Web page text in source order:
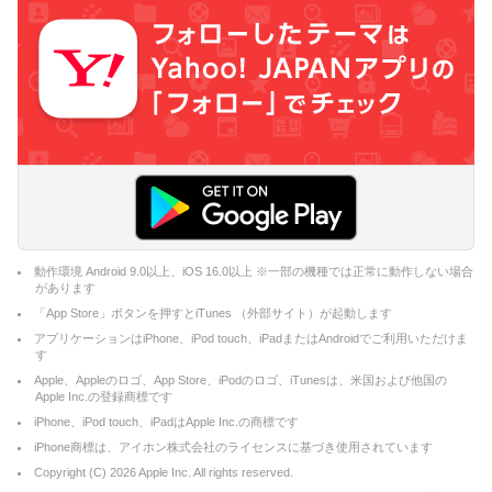
動作環境 Android 9.0以上、iOS 16.0以上 ※一部の機種では正常に動作しない場合
があります
「App Store」ボタンを押すとiTunes （外部サイト）が起動します
アプリケーションはiPhone、iPod touch、iPadまたはAndroidでご利用いただけま
す
Apple、Appleのロゴ、App Store、iPodのロゴ、iTunesは、米国および他国の
Apple Inc.の登録商標です
iPhone、iPod touch、iPadはApple Inc.の商標です
iPhone商標は、アイホン株式会社のライセンスに基づき使用されています
Copyright (C) 2026Apple Inc. All rights reserved.